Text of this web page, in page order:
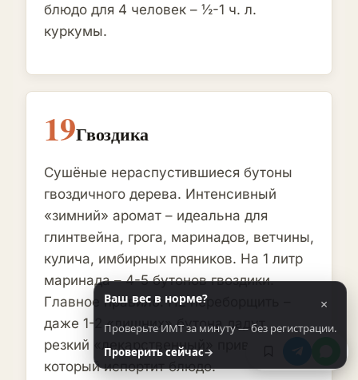
блюдо для 4 человек – ½-1 ч. л.
куркумы.
19Гвоздика
Сушёные нераспустившиеся бутоны
гвоздичного дерева. Интенсивный
«зимний» аромат – идеальна для
глинтвейна, грога, маринадов, ветчины,
кулича, имбирных пряников. На 1 литр
маринада – 4-5 бутонов гвоздики.
Главное правило: НЕ переборщить –
даже 1-2 «лишних» бутона дадут
резкий «лекарственный» привкус,
который испортит блюдо.
Ваш вес в норме? ×
Проверьте ИМТ за минуту — без регистрации.
Проверить сейчас→